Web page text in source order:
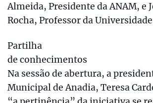
Almeida, Presidente da ANAM, e
Rocha, Professor da
Partilha
de conhecimentos
Na sessão de abertura, a
Municipal de Anadia, Teresa